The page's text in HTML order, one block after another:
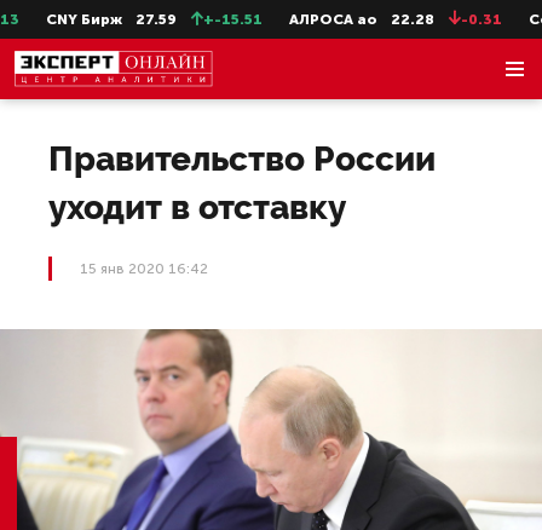
CNY Бирж 27.59 +-15.51 АЛРОСА ао 22.28 -0.31
Правительство России
уходит в отставку
15 янв 2020 16:42